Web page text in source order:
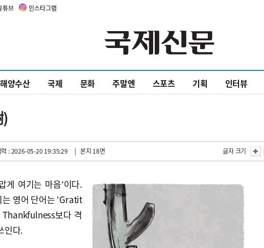
튜브 인스타그램
해양수산 국제 문화 주말엔 스포츠 기획 인터뷰
: 2026-05-20 19:35:29 | 본지 18면 글자 크기
게 여기는 마음’이다.
영어 단어는 ‘Gratit
Thankfulness보다 격
인다.